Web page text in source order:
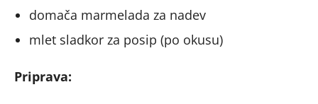
domača marmelada za nadev
mlet sladkor za posip (po okusu)
Priprava: